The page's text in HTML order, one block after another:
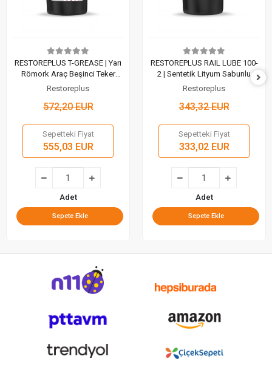
RESTOREPLUS T-GREASE | Yarı
Römork Araç Beşinci Teker
Gresi (15 Kg)
Restoreplus
572,20 EUR
Sepetteki Fiyat
555,03 EUR
Adet
Sepete Ekle
RESTOREPLUS RAIL LUBE 100-
2 | Sentetik Lityum Sabunlu
Gres (18 Kg)
Restoreplus
343,32 EUR
Sepetteki Fiyat
333,02 EUR
Adet
Sepete Ekle